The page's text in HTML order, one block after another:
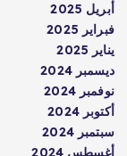
أبريل 2025
فبراير 2025
يناير 2025
ديسمبر 2024
نوفمبر 2024
أكتوبر 2024
سبتمبر 2024
أغسطس 2024